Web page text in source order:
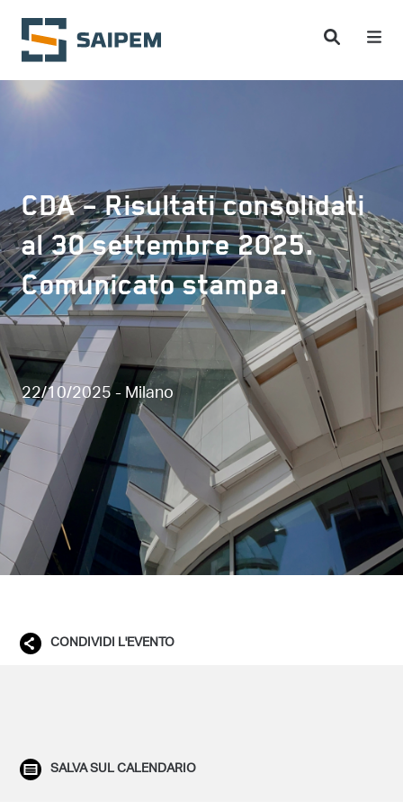
Salta al contenuto principale
CDA – Risultati consolidati
al 30 settembre 2025.
Comunicato stampa.
22/10/2025 - Milano
CONDIVIDI L'EVENTO
SALVA SUL CALENDARIO